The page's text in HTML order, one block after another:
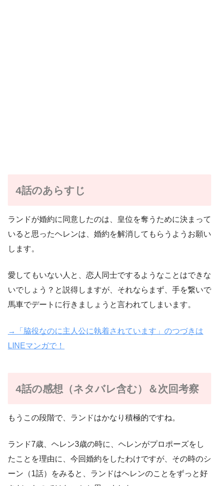
4話のあらすじ
ランドが婚約に同意したのは、皇位を奪うために決まって
いると思ったヘレンは、婚約を解消してもらうようお願い
します。
愛してもいない人と、恋人同士でするようなことはできな
いでしょう？と説得しますが、それならまず、手を繋いで
馬車でデートに行きましょうと言われてしまいます。
→「脇役なのに主人公に執着されています」のつづきは
LINEマンガで！
4話の感想（ネタバレ含む）＆次回考察
もうこの段階で、ランドはかなり積極的ですね。
ランド7歳、ヘレン3歳の時に、ヘレンがプロポーズをし
たことを理由に、今回婚約をしたわけですが、その時のシ
ーン（1話）をみると、ランドはヘレンのことをずっと好